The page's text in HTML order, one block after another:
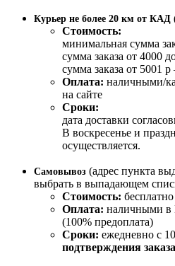
Курьер не более 20 км от КАД
Стоимость:
минимальная сумма
сумма заказа от 4000
сумма заказа от 5001 р
Оплата: наличными/
на сайте
Сроки:
дата доставки
В воскресенье и
осуществляется.
Самовывоз (адрес пункта
выбрать в выпадающем
Стоимость: бесплатно
Оплата: наличными в
(100% предоплата)
Сроки: ежедневно с
подтверждения заказа